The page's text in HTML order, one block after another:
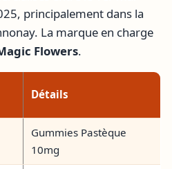
principalement dans la
La marque en charge
Flowers.
Détails
Gummies Pastèque
10mg